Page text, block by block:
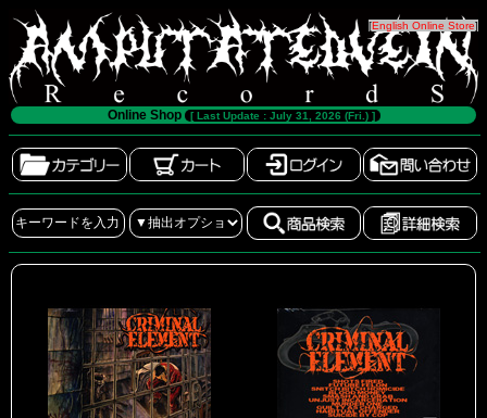
[English Online Store]
Online Shop [ Last Update : July 31, 2026 (Fri.) ]